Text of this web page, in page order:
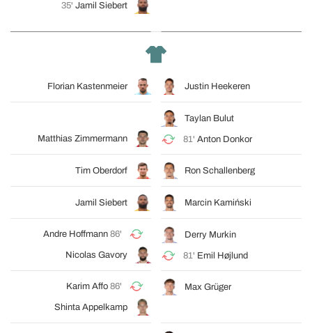
35' Jamil Siebert
Florian Kastenmeier Justin Heekeren
Matthias Zimmermann
Taylan Bulut
81' Anton Donkor
Tim Oberdorf Ron Schallenberg
Jamil Siebert Marcin Kamiński
Andre Hoffmann 86'
Nicolas Gavory
Derry Murkin
81' Emil Højlund
Karim Affo 86'
Shinta Appelkamp
Max Grüger